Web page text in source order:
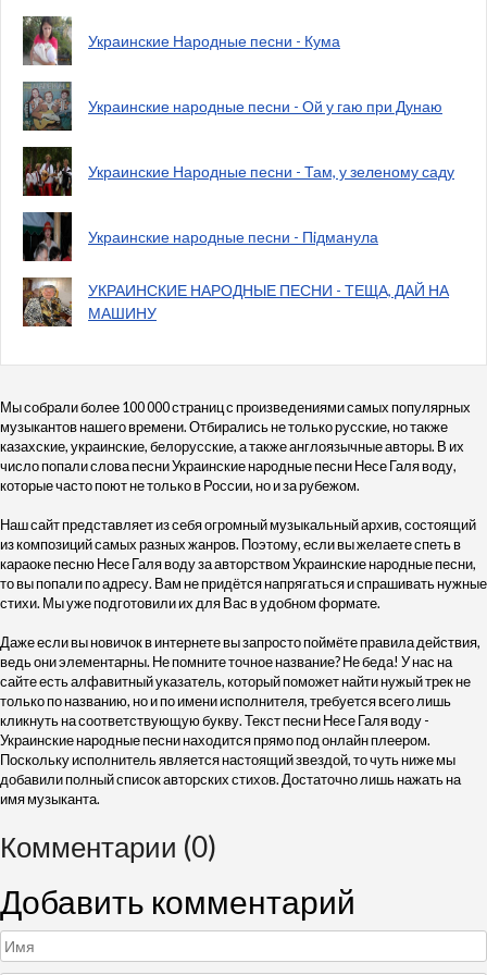
Украинские Народные песни - Кума
Украинские народные песни - Ой у гаю при Дунаю
Украинские Народные песни - Там, у зеленому саду
Украинские народные песни - Пiдманула
УКРАИНСКИЕ НАРОДНЫЕ ПЕСНИ - ТЕЩА, ДАЙ НА
МАШИНУ
Мы собрали более 100 000 страниц с произведениями самых популярных
музыкантов нашего времени. Отбирались не только русские, но также
казахские, украинские, белорусские, а также англоязычные авторы. В их
число попали слова песни Украинские народные песни Несе Галя воду,
которые часто поют не только в России, но и за рубежом.
Наш сайт представляет из себя огромный музыкальный архив, состоящий
из композиций самых разных жанров. Поэтому, если вы желаете спеть в
караоке песню Несе Галя воду за авторством Украинские народные песни,
то вы попали по адресу. Вам не придётся напрягаться и спрашивать нужные
стихи. Мы уже подготовили их для Вас в удобном формате.
Даже если вы новичок в интернете вы запросто поймёте правила действия,
ведь они элементарны. Не помните точное название? Не беда! У нас на
сайте есть алфавитный указатель, который поможет найти нужый трек не
только по названию, но и по имени исполнителя, требуется всего лишь
кликнуть на соответствующую букву. Текст песни Несе Галя воду -
Украинские народные песни находится прямо под онлайн плеером.
Поскольку исполнитель является настоящий звездой, то чуть ниже мы
добавили полный список авторских стихов. Достаточно лишь нажать на
имя музыканта.
Комментарии (0)
Добавить комментарий